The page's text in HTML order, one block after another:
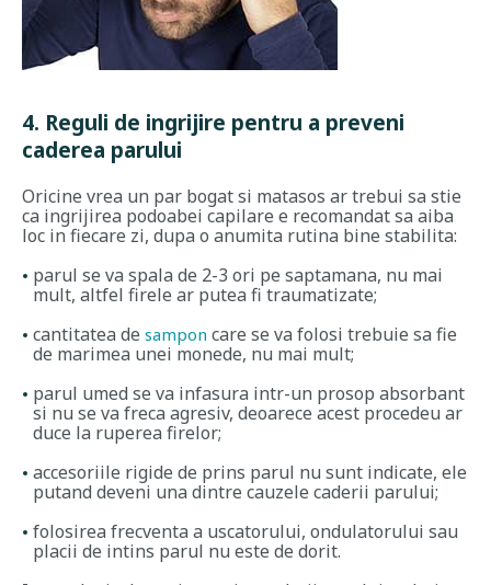
4. Reguli de ingrijire pentru a preveni
caderea parului
Oricine vrea un par bogat si matasos ar trebui sa stie
ca ingrijirea podoabei capilare e recomandat sa aiba
loc in fiecare zi, dupa o anumita rutina bine stabilita:
parul se va spala de 2-3 ori pe saptamana, nu mai
mult, altfel firele ar putea fi traumatizate;
cantitatea de sampon care se va folosi trebuie sa fie
de marimea unei monede, nu mai mult;
parul umed se va infasura intr-un prosop absorbant
si nu se va freca agresiv, deoarece acest procedeu ar
duce la ruperea firelor;
accesoriile rigide de prins parul nu sunt indicate, ele
putand deveni una dintre cauzele caderii parului;
folosirea frecventa a uscatorului, ondulatorului sau
placii de intins parul nu este de dorit.